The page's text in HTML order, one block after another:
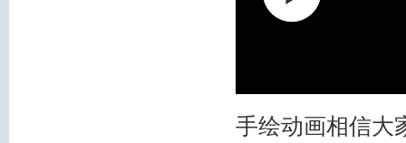
手绘动画相信大